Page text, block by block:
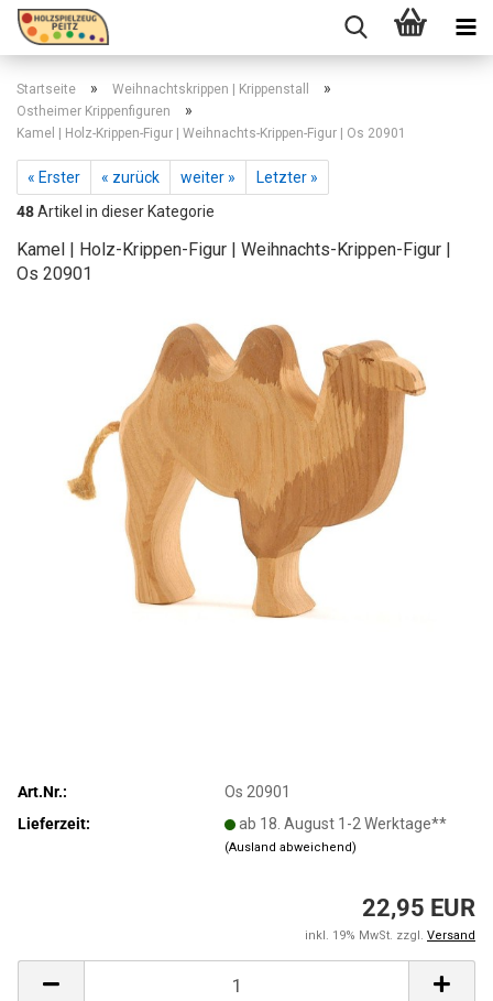
Startseite » Weihnachtskrippen | Krippenstall »
Ostheimer Krippenfiguren »
Kamel | Holz-Krippen-Figur | Weihnachts-Krippen-Figur | Os 20901
« Erster « zurück weiter »
Letzter »
48Artikel in dieser Kategorie
Kamel | Holz-Krippen-Figur | Weihnachts-Krippen-Figur |
Os 20901
Art.Nr.:
Os 20901
Lieferzeit:
ab 18. August 1-2 Werktage**
(Ausland abweichend)
22,95 EUR
inkl. 19% MwSt. zzgl. Versand